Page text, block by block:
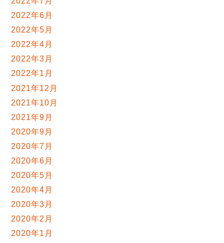
2022年6月
2022年5月
2022年4月
2022年3月
2022年1月
2021年12月
2021年10月
2021年9月
2020年9月
2020年7月
2020年6月
2020年5月
2020年4月
2020年3月
2020年2月
2020年1月